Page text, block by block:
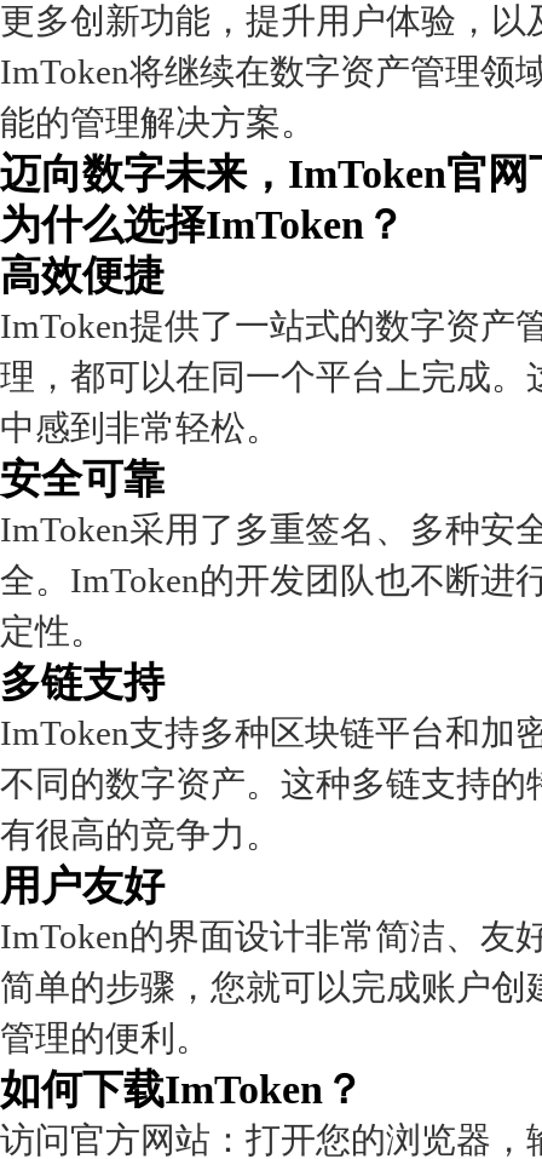
更多创新功能，提升用户体验，
ImToken将继续在数字资产管理领
能的管理解决方案。
迈向数字未来，ImToken官
为什么选择ImToken？
高效便捷
ImToken提供了一站式的数字资产
理，都可以在同一个平台上完成
中感到非常轻松。
安全可靠
ImToken采用了多重签名、多种安
全。ImToken的开发团队也不断进
定性。
多链支持
ImToken支持多种区块链平台和加
不同的数字资产。这种多链支持
有很高的竞争力。
用户友好
ImToken的界面设计非常简洁、友
简单的步骤，您就可以完成账户
管理的便利。
如何下载ImToken？
访问官方网站：打开您的浏览器